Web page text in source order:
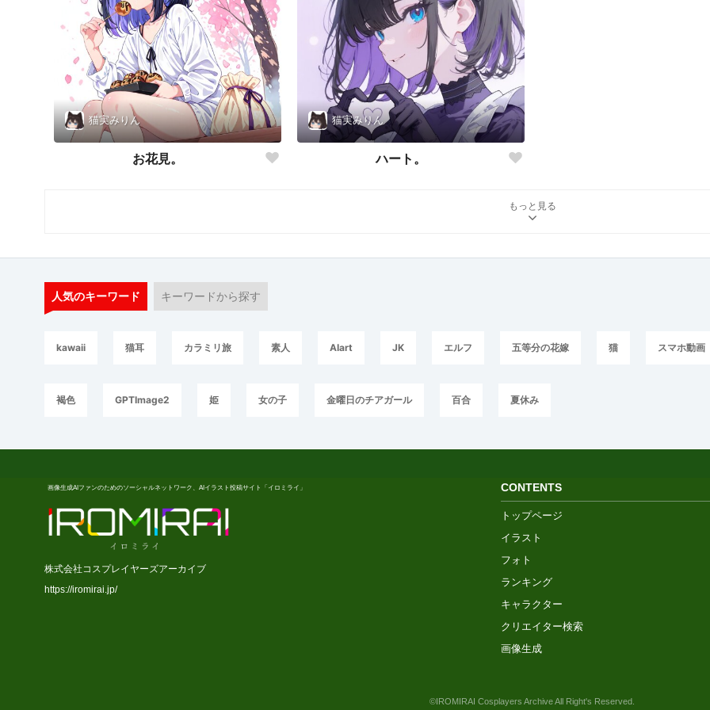
猫実みりん
お花見。
猫実みりん
ハート。
もっと見る
人気のキーワード キーワードから探す
kawaii 猫耳 カラミリ旅 素人 AIart JK エルフ 五等分の花嫁 猫 スマホ動画
褐色 GPTImage2 姫 女の子 金曜日のチアガール 百合 夏休み
画像生成AIファンのためのソーシャルネットワーク、AIイラスト投稿サイト「イロミライ」
株式会社コスプレイヤーズアーカイブ
https://iromirai.jp/
CONTENTS
トップページ
イラスト
フォト
ランキング
キャラクター
クリエイター検索
画像生成
©IROMIRAI Cosplayers Archive All Right's Reserved.